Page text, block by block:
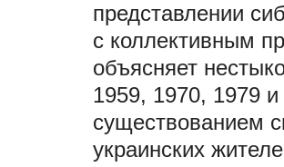
представлении
с коллективным
объясняет
1959, 1970, 1979
существованием
украинских